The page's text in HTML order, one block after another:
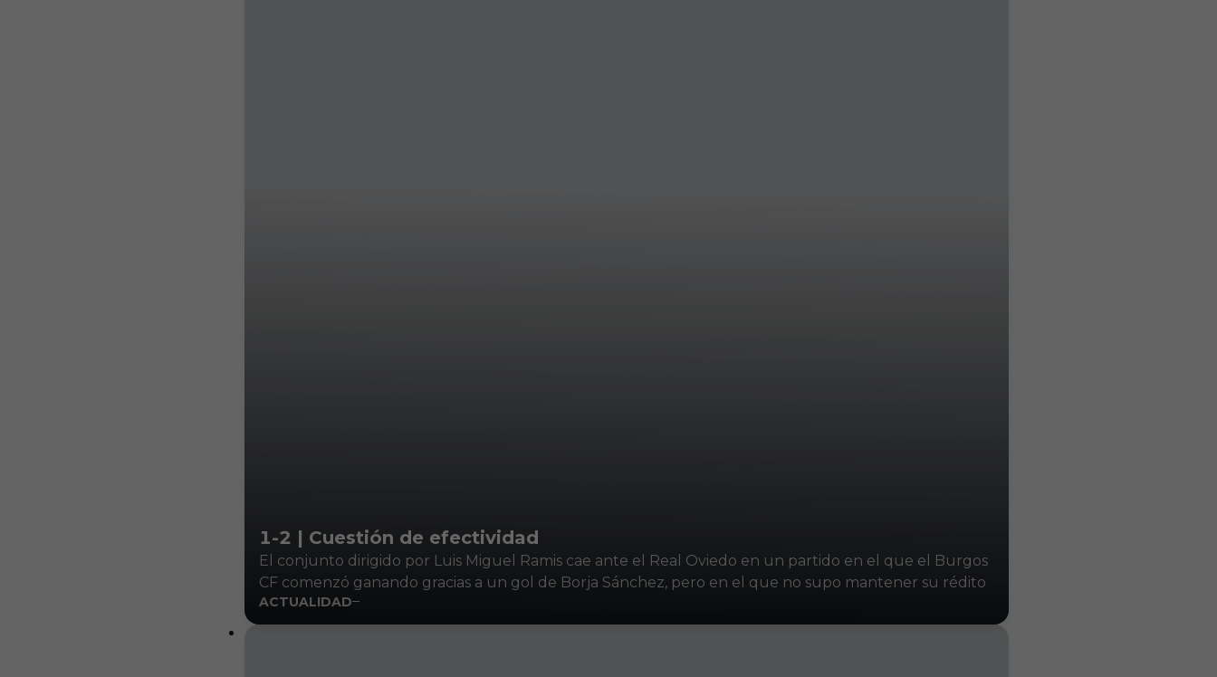
1-2 | Cuestión de efectividad
El conjunto dirigido por Luis Miguel Ramis cae ante el Real Oviedo en un partido en el que el Burgos
CF comenzó ganando gracias a un gol de Borja Sánchez, pero en el que no supo mantener su rédito
ACTUALIDAD